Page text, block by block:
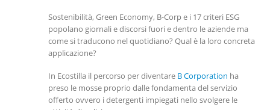
Sostenibilità, Green Economy, B-Corp e i 17 criteri ESG
popolano giornali e discorsi fuori e dentro le aziende ma
come si traducono nel quotidiano? Qual è la loro concreta
applicazione?
In Ecostilla il percorso per diventare B Corporation ha
preso le mosse proprio dalle fondamenta del servizio
offerto ovvero i detergenti impiegati nello svolgere le